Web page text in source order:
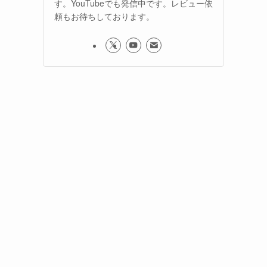
す。YouTubeでも発信中です。レビュー依
頼もお待ちしております。